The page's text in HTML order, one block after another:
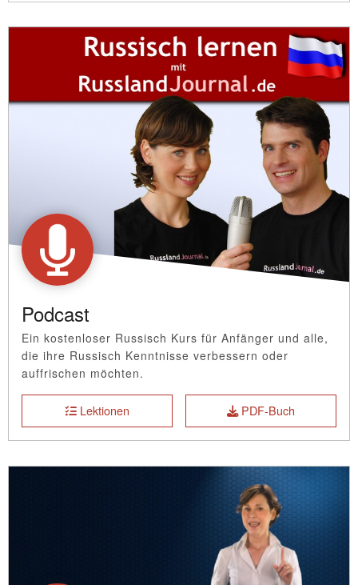
Podcast
Ein kostenloser Russisch Kurs für Anfänger und alle,
die ihre Russisch Kenntnisse verbessern oder
auffrischen möchten.
Lektionen PDF-Buch